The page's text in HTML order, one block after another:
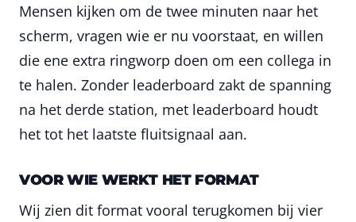
Mensen kijken om de twee minuten naar het
scherm, vragen wie er nu voorstaat, en willen
die ene extra ringworp doen om een collega in
te halen. Zonder leaderboard zakt de spanning
na het derde station, met leaderboard houdt
het tot het laatste fluitsignaal aan.
VOOR WIE WERKT HET FORMAT
Wij zien dit format vooral terugkomen bij vier